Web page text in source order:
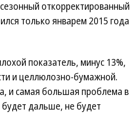
откорректированный
только январем 2015 года
показатель, минус 13%,
и целлюлозно-бумажной.
и самая большая проблема в
дальше, не будет